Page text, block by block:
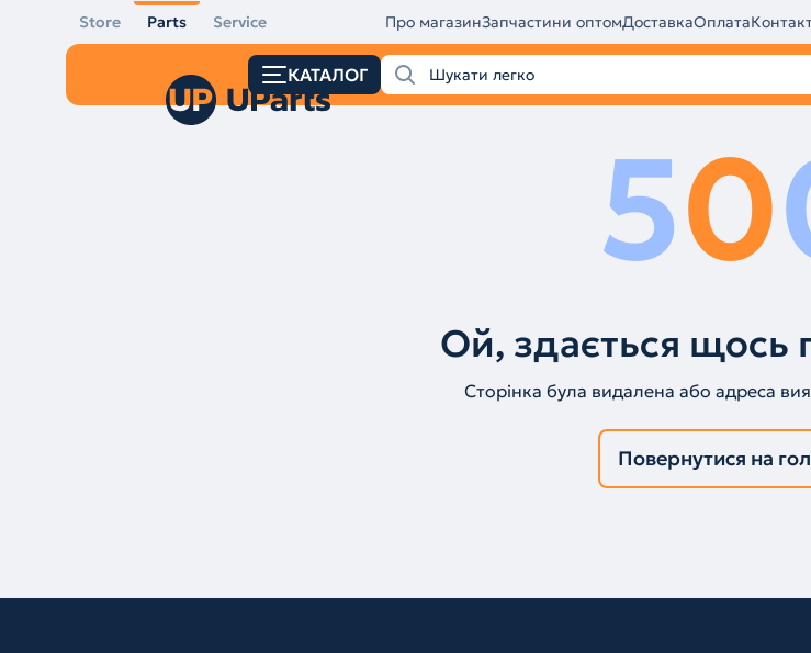
Store Parts Service Про магазинЗапчастини оптомДоставкаОплата
КАТАЛОГ
50
Ой, здається щось
Сторінка була видалена або адреса
Повернутися на